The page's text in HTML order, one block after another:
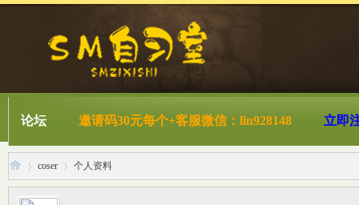
论坛 邀请码30元每个+客服微信：lin928148 立即
coser 个人资料